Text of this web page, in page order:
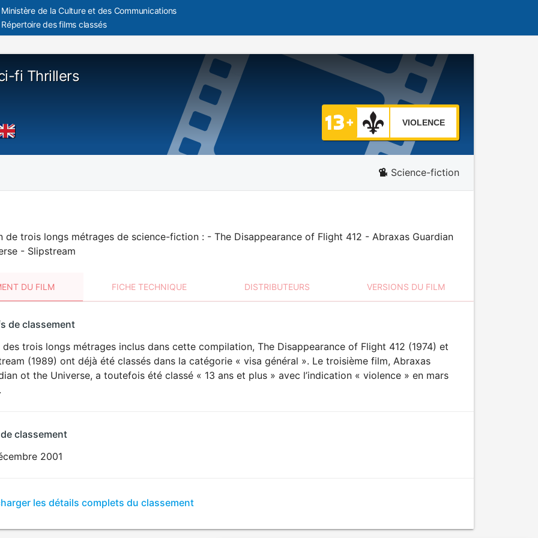
Ministère de la Culture et des Communications
Répertoire des films classés
fi Thrillers
VIOLENCE
Science-fiction
de trois longs métrages de science-fiction : - The Disappearance of Flight 412 - Abraxas Guardian
- Slipstream
DU FILM FICHE TECHNIQUE DISTRIBUTEURS VERSIONS DU FILM
VIOLENCE
de classement
des trois longs métrages inclus dans cette compilation, The Disappearance of Flight 412 (1974) et
(1989) ont déjà été classés dans la catégorie « visa général ». Le troisième film, Abraxas
ot the Universe, a toutefois été classé « 13 ans et plus » avec l’indication « violence » en mars
classement
2001
les détails complets du classement